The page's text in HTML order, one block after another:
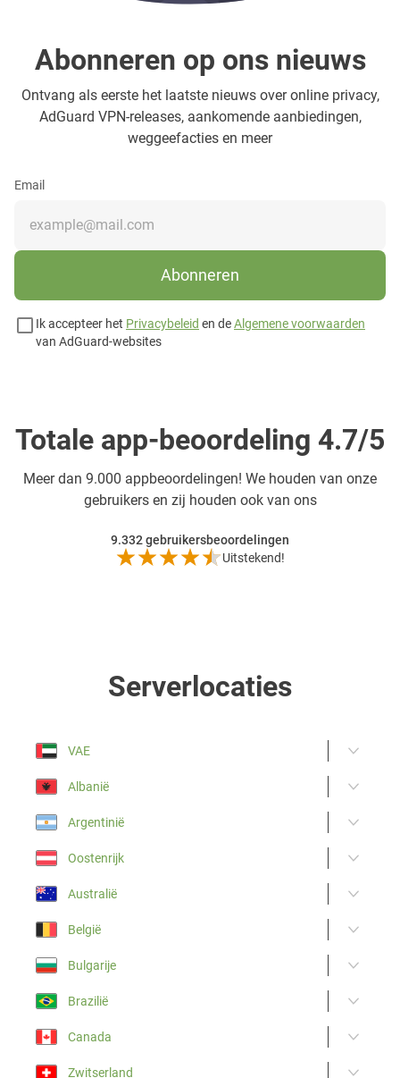
Abonneren op ons nieuws
Ontvang als eerste het laatste nieuws over online privacy,
AdGuard VPN-releases, aankomende aanbiedingen,
weggeefacties en meer
Email
Abonneren
Ik accepteer het Privacybeleid en deAlgemene voorwaarden
van AdGuard-websites
Totale app-beoordeling 4.7/5
Meer dan 9.000 appbeoordelingen! We houden van onze
gebruikers en zij houden ook van ons
9.332gebruikersbeoordelingen
Uitstekend!
Serverlocaties
VAE
Albanië
Argentinië
Oostenrijk
Australië
België
Bulgarije
Brazilië
Canada
Zwitserland